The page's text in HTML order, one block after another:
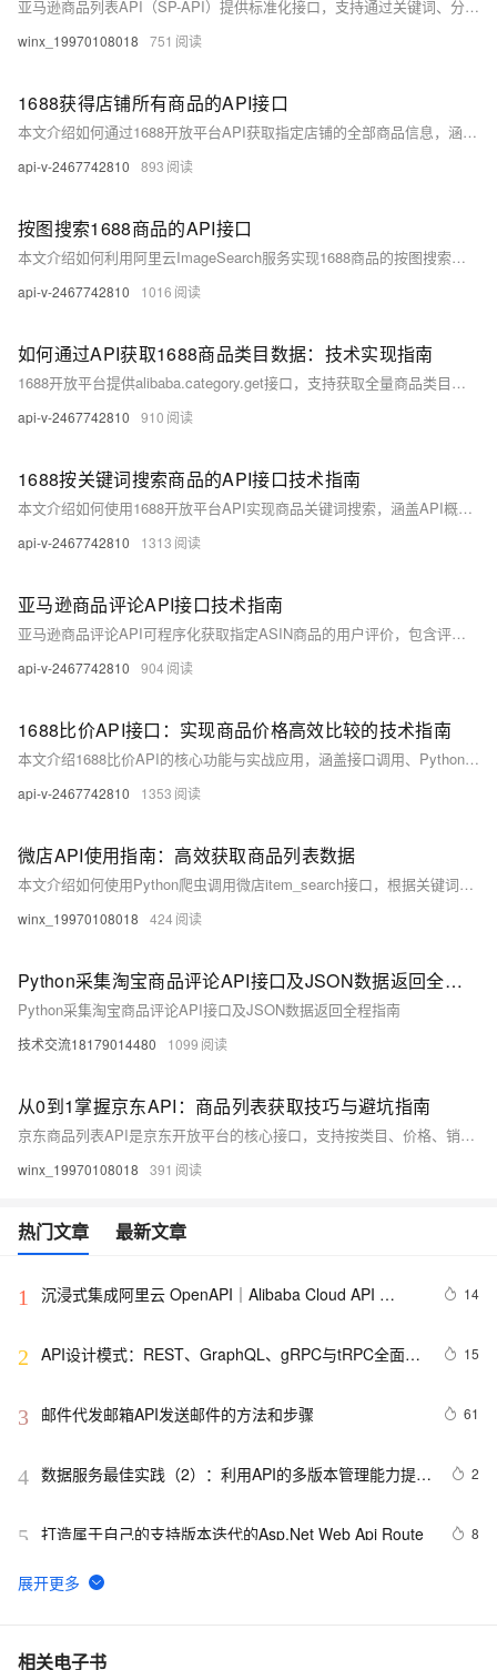
亚马逊商品列表API（SP-API）提供标准化接口，支持通过关键词、分类、价格等条件搜索商品，获取ASIN、价格、销量等信息。采用OAuth 2.0认证与AWS签名，保障安全。数据以JSON格式传输，便于开发者批量获取与分析。
winx_19970108018 751
1688获得店铺所有商品的API接口
本文介绍如何通过1688开放平台API获取指定店铺的全部商品信息，涵盖注册、认证、分页调用及Python代码实现，适用于数据同步、库存管理与电商分析，内容真实可靠，步骤清晰易行。
api-v-2467742810 893
按图搜索1688商品的API接口
本文介绍如何利用阿里云ImageSearch服务实现1688商品的按图搜索功能。通过提取图像特征向量并计算相似度，结合Flask搭建API接口，可快速构建基于图片的商品检索系统，提升电商用户体验。
api-v-2467742810 1016
如何通过API获取1688商品类目数据：技术实现指南
1688开放平台提供alibaba.category.get接口，支持获取全量商品类目树。RESTful架构，返回JSON数据，含类目ID、名称、层级等信息。需注册账号、创建应用并授权。请求需签名认证，QPS限10次，建议缓存更新周期≥24小时。
api-v-2467742810 910
1688按关键词搜索商品的API接口技术指南
本文介绍如何使用1688开放平台API实现商品关键词搜索，涵盖API概述、权限申请、调用步骤、Python代码示例及注意事项，助力开发者高效集成商品搜索功能，适用于电商自动化、价格监控等场景，内容基于官方文档，确保准确可靠。
api-v-2467742810 1313
亚马逊商品评论API接口技术指南
亚马逊商品评论API可程序化获取指定ASIN商品的用户评价，包含评分、内容、时间等结构化数据。需企业认证并遵守使用协议，日调用上限500次。支持分页与排序查询，适用于竞品分析、口碑监测等场景，结合SP-API可构建完整电商数据方案。（238字）
api-v-2467742810 904
1688比价API接口：实现商品价格高效比较的技术指南
本文介绍1688比价API的核心功能与实战应用，涵盖接口调用、Python代码实现及价格比较算法优化。助您快速集成商品比价功能，提升电商开发效率。
api-v-2467742810 1353
微店API使用指南：高效获取商品列表数据
本文介绍如何使用Python爬虫调用微店item_search接口，根据关键词搜索商品并获取商品列表数据，涵盖请求方式、JSON数据解析、分页参数设置及筛选排序功能，适用于电商数据分析与竞品研究。
winx_19970108018 424
Python采集淘宝商品评论API接口及JSON数据返回全程指南
Python采集淘宝商品评论API接口及JSON数据返回全程指南
技术交流18179014480 1099
从0到1掌握京东API：商品列表获取技巧与避坑指南
京东商品列表API是京东开放平台的核心接口，支持按类目、价格、销量等多条件筛选，实时获取商品基础信息、价格、库存及促销数据。采用HTTPS协议，JSON格式返回，适用于竞品分析与价格监控。支持分页，通过MD5签名认证，保障数据安全。
winx_19970108018 391
热门文章 最新文章
1
沉浸式集成阿里云 OpenAPI｜Alibaba Cloud API
14
2 API设计模式：REST、GraphQL、gRPC与tRPC全面解
15
3 邮件代发邮箱API发送邮件的方法和步骤 61
4 数据服务最佳实践（2）：利用API的多版本管理能力提升
2
5 打造属于自己的支持版本迭代的Asp.Net Web Api Route 8
6 亚马逊商品 API接口，开发者详解与使用指南
7 GrayLog使用HTTP JSONPath方式调用微步在线云API
相关电子书